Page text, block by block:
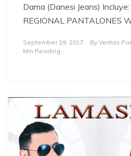
Dama (Danesi Jeans)
REGIONAL PANTALONES
September 29, 2017 By Ventas
Min Reading